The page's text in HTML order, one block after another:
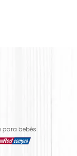
bebés